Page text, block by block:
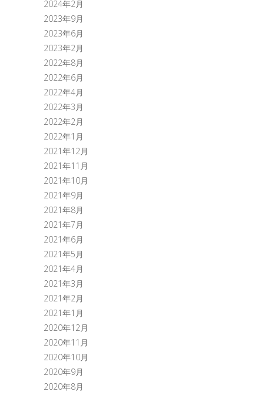
2024年2月
2023年9月
2023年6月
2023年2月
2022年8月
2022年6月
2022年4月
2022年3月
2022年2月
2022年1月
2021年12月
2021年11月
2021年10月
2021年9月
2021年8月
2021年7月
2021年6月
2021年5月
2021年4月
2021年3月
2021年2月
2021年1月
2020年12月
2020年11月
2020年10月
2020年9月
2020年8月